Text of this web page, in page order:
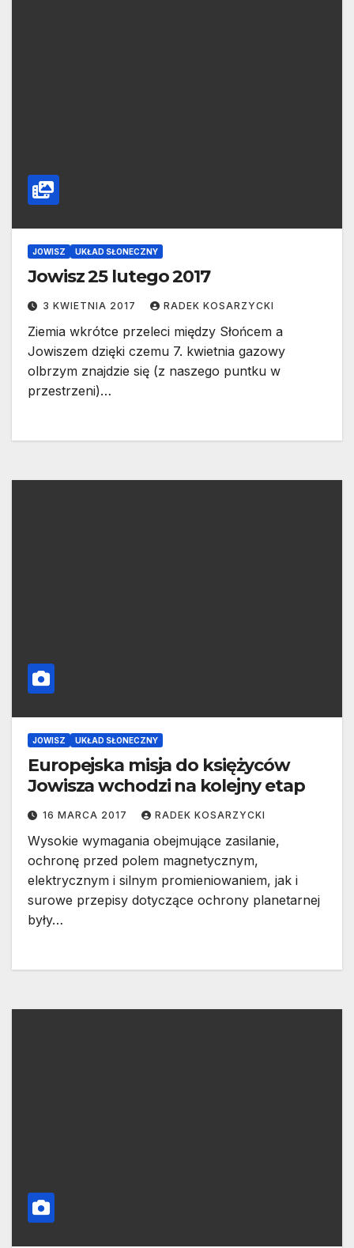
JOWISZ UKŁAD SŁONECZNY
Jowisz 25 lutego 2017
3 KWIETNIA 2017 RADEK KOSARZYCKI
Ziemia wkrótce przeleci między Słońcem a
Jowiszem dzięki czemu 7. kwietnia gazowy
olbrzym znajdzie się (z naszego puntku w
przestrzeni)…
JOWISZ UKŁAD SŁONECZNY
Europejska misja do księżyców
Jowisza wchodzi na kolejny etap
16 MARCA 2017 RADEK KOSARZYCKI
Wysokie wymagania obejmujące zasilanie,
ochronę przed polem magnetycznym,
elektrycznym i silnym promieniowaniem, jak i
surowe przepisy dotyczące ochrony planetarnej
były…